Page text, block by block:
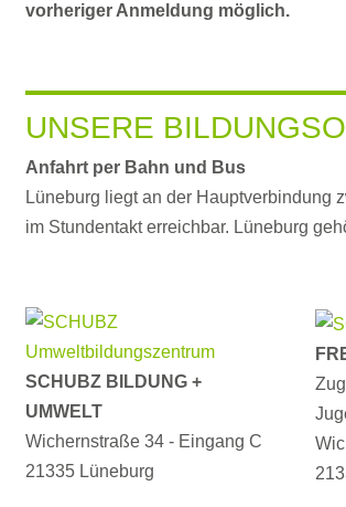
vorheriger Anmeldung möglich.
UNSERE
Anfahrt per Bahn und Bus
Lüneburg liegt an der Hauptverbindung
im Stundentakt erreichbar. Lüneburg
SCHUBZ BILDUNG +
UMWELT
Wichernstraße 34 - Eingang C
21335 Lüneburg